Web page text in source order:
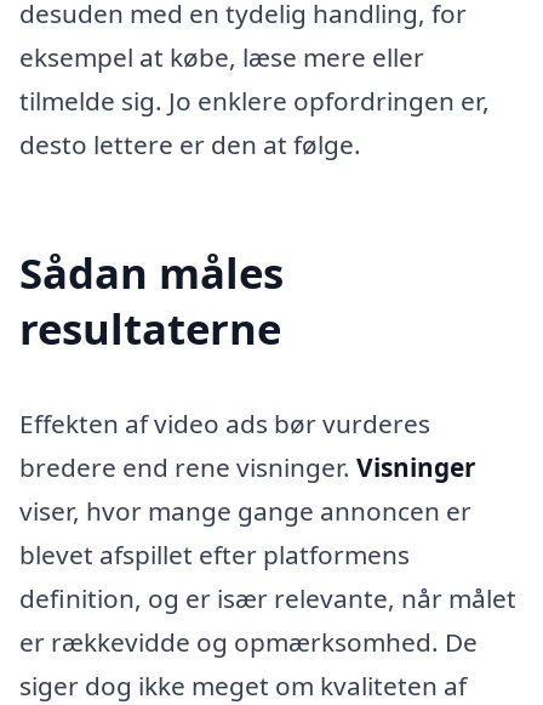
desuden med en tydelig handling, for
eksempel at købe, læse mere eller
tilmelde sig. Jo enklere opfordringen er,
desto lettere er den at følge.
Sådan måles
resultaterne
Effekten af video ads bør vurderes
bredere end rene visninger. Visninger
viser, hvor mange gange annoncen er
blevet afspillet efter platformens
definition, og er især relevante, når målet
er rækkevidde og opmærksomhed. De
siger dog ikke meget om kvaliteten af